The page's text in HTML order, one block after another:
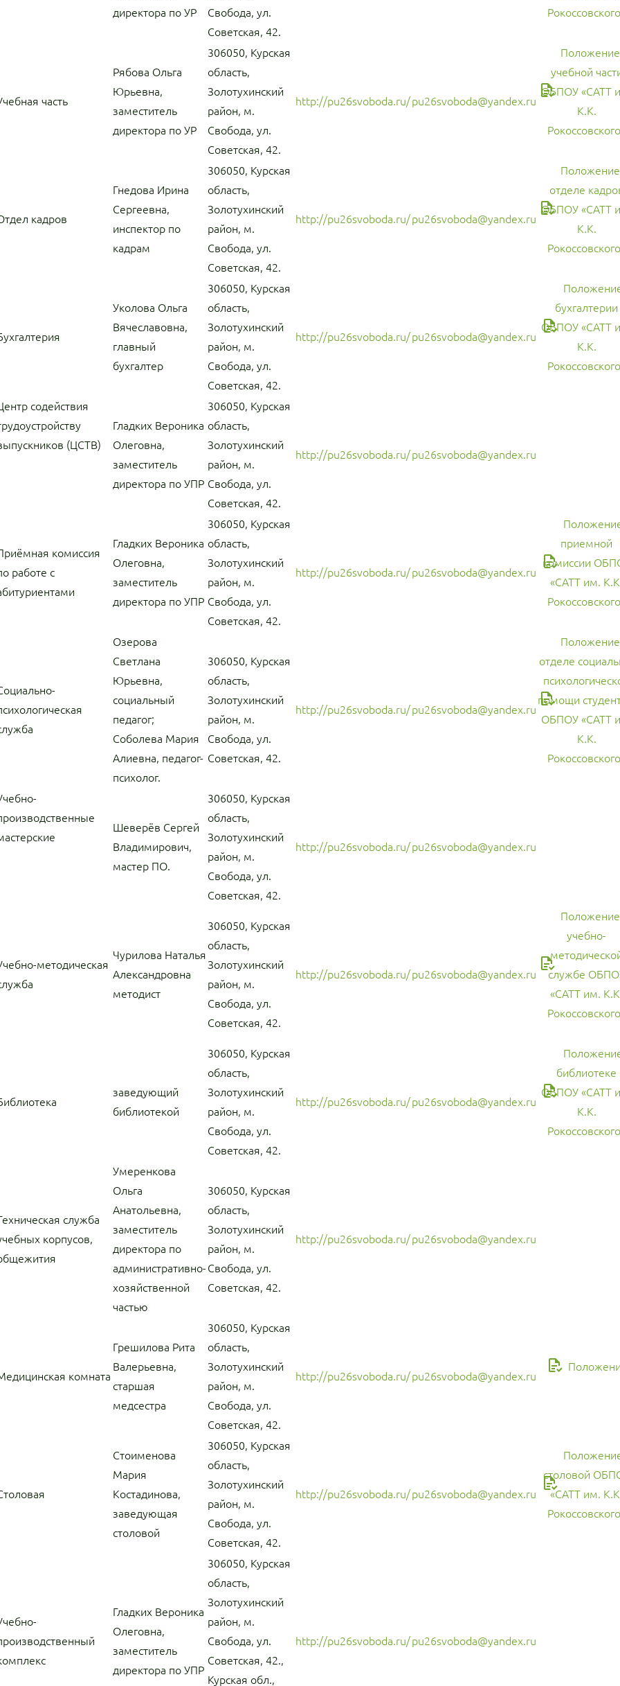
директора по УР
Свобода, ул.
Советская, 42.
часть
Рябова Ольга
Юрьевна,
заместитель
директора по УР
306050, Курская
область,
Золотухинский
район, м.
Свобода, ул.
Советская, 42.
http://pu26svoboda.ru/pu26svoboda@yandex.ru
учебной
ОБПОУ «САТТ
К.К.
кадров
Гнедова Ирина
Сергеевна,
инспектор по
кадрам
306050, Курская
область,
Золотухинский
район, м.
Свобода, ул.
Советская, 42.
http://pu26svoboda.ru/pu26svoboda@yandex.ru
отделе
ОБПОУ «САТТ
К.К.
Рокоссовского
Уколова Ольга
Вячеславовна,
главный
бухгалтер
306050, Курская
область,
Золотухинский
район, м.
Свобода, ул.
Советская, 42.
http://pu26svoboda.ru/pu26svoboda@yandex.ru
бухгалтерии
ОБПОУ «САТТ
К.К.
содействия
(ЦСТВ)
Гладких Вероника
Олеговна,
заместитель
директора по УПР
306050, Курская
область,
Золотухинский
район, м.
Свобода, ул.
Советская, 42.
http://pu26svoboda.ru/pu26svoboda@yandex.ru
комиссия
работе с
Гладких Вероника
Олеговна,
заместитель
директора по УПР
306050, Курская
область,
Золотухинский
район, м.
Свобода, ул.
Советская, 42.
http://pu26svoboda.ru/pu26svoboda@yandex.ru
приемной
комиссии
«САТТ им.
Озерова
Светлана
Юрьевна,
социальный
педагог;
Соболева Мария
Алиевна, педагог-
психолог.
306050, Курская
область,
Золотухинский
район, м.
Свобода, ул.
Советская, 42.
http://pu26svoboda.ru/pu26svoboda@yandex.ru
отделе
помощи
ОБПОУ «САТТ
К.К.
Шеверёв Сергей
Владимирович,
мастер ПО.
306050, Курская
область,
Золотухинский
район, м.
Свобода, ул.
Советская, 42.
http://pu26svoboda.ru/pu26svoboda@yandex.ru
методическая
Чурилова Наталья
Александровна
методист
306050, Курская
область,
Золотухинский
район, м.
Свобода, ул.
Советская, 42.
http://pu26svoboda.ru/pu26svoboda@yandex.ru
учебно-
службе
«САТТ им.
заведующий
библиотекой
306050, Курская
область,
Золотухинский
район, м.
Свобода, ул.
Советская, 42.
http://pu26svoboda.ru/pu26svoboda@yandex.ru
библиотеке
ОБПОУ «САТТ
К.К.
служба
корпусов,
Умеренкова
Ольга
Анатольевна,
заместитель
директора по
административно-
хозяйственной
частью
306050, Курская
область,
Золотухинский
район, м.
Свобода, ул.
Советская, 42.
http://pu26svoboda.ru/pu26svoboda@yandex.ru
комната
Грешилова Рита
Валерьевна,
старшая
медсестра
306050, Курская
область,
Золотухинский
район, м.
Свобода, ул.
Советская, 42.
http://pu26svoboda.ru/pu26svoboda@yandex.ru
Стоименова
Мария
Костадинова,
заведующая
столовой
306050, Курская
область,
Золотухинский
район, м.
Свобода, ул.
Советская, 42.
http://pu26svoboda.ru/pu26svoboda@yandex.ru
столовой
«САТТ им.
Гладких Вероника
Олеговна,
заместитель
директора по УПР
306050, Курская
область,
Золотухинский
район, м.
Свобода, ул.
Советская, 42.,
Курская обл.,
http://pu26svoboda.ru/pu26svoboda@yandex.ru